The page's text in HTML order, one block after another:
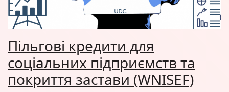
Пільгові кредити для
соціальних підприємств та
покриття застави (WNISEF)